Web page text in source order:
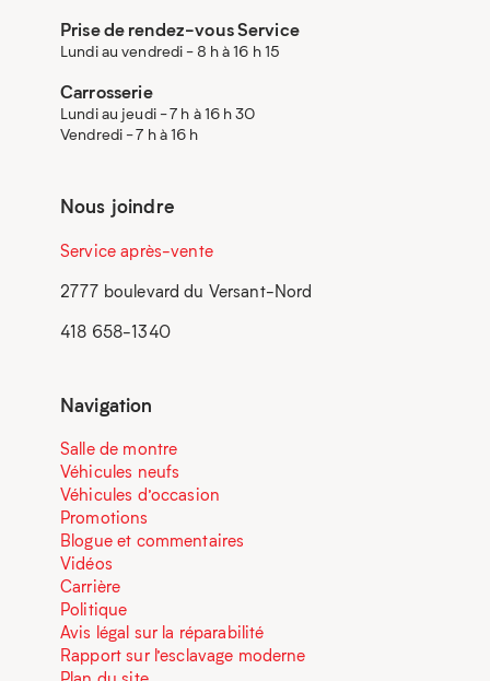
Prise de rendez-vous Service
Lundi au vendredi - 8 h à 16 h 15
Carrosserie
Lundi au jeudi - 7 h à 16 h 30
Vendredi - 7 h à 16 h
Nous joindre
Service après-vente
2777 boulevard du Versant-Nord
418 658-1340
Navigation
Salle de montre
Véhicules neufs
Véhicules d’occasion
Promotions
Blogue et commentaires
Vidéos
Carrière
Politique
Avis légal sur la réparabilité
Rapport sur l’esclavage moderne